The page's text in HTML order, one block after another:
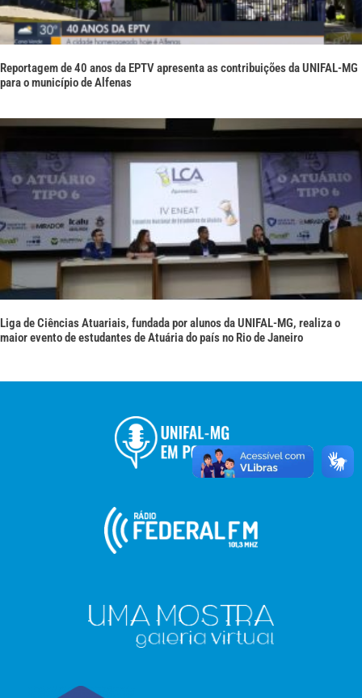
Reportagem de 40 anos da EPTV apresenta as contribuições da UNIFAL-MG
para o município de Alfenas
Liga de Ciências Atuariais, fundada por alunos da UNIFAL-MG, realiza o
maior evento de estudantes de Atuária do país no Rio de Janeiro